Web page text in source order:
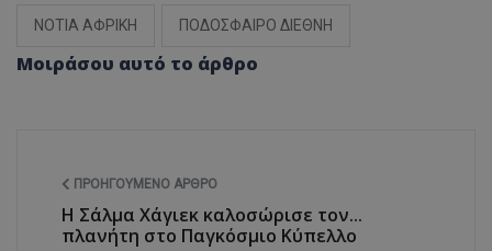
ΝΟΤΙΑ ΑΦΡΙΚΗ ΠΟΔΟΣΦΑΙΡΟ ΔΙΕΘΝΗ
Μοιράσου αυτό το άρθρο
ΠΡΟΗΓΟΎΜΕΝΟ ΆΡΘΡΟ
Η Σάλμα Χάγιεκ καλοσώρισε τον...
πλανήτη στο Παγκόσμιο Κύπελλο